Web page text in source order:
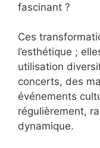
fascinant ?
Ces
l’esthétique ;
utilisation
concerts, des
événements
régulièrement,
dynamique.